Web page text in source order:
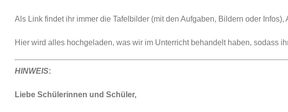
Als Link findet ihr immer die Tafelbilder (mit den Aufgaben, Bildern oder
Hier wird alles hochgeladen, was wir im Unterricht behandelt haben, sodass
HINWEIS:
Liebe Schülerinnen und Schüler,